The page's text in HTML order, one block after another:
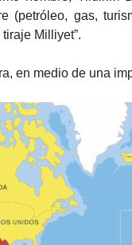
(petróleo, gas,
Milliyet”.
en medio de una